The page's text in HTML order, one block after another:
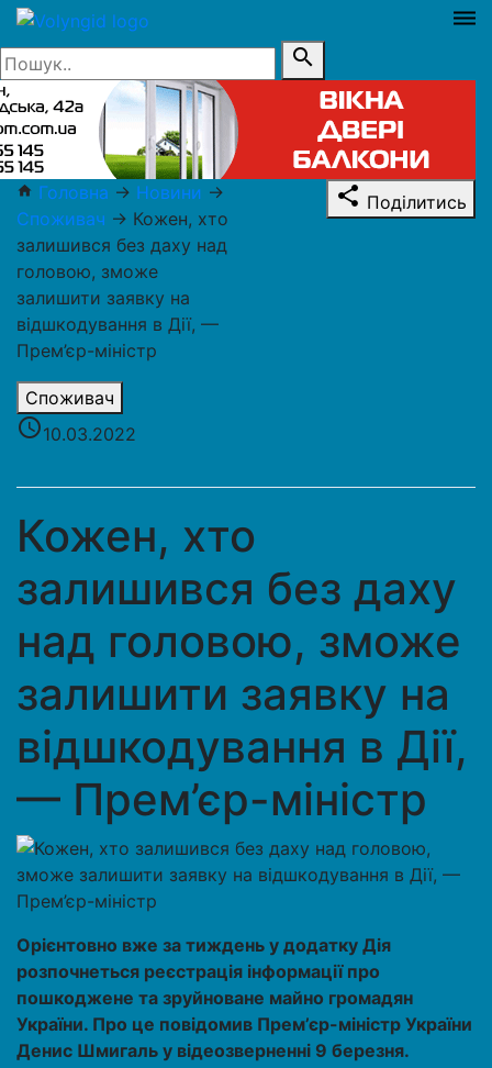
dehaze
search
home Головна → Новини →
Споживач → Кожен, хто
залишився без даху над
головою, зможе
залишити заявку на
відшкодування в Дії, —
Прем’єр-міністр
Споживач
access_time10.03.2022
share Поділитись
Кожен, хто
залишився без даху
над головою, зможе
залишити заявку на
відшкодування в Дії,
— Прем’єр-міністр
Орієнтовно вже за тиждень у додатку Дія
розпочнеться реєстрація інформації про
пошкоджене та зруйноване майно громадян
України. Про це повідомив Прем’єр-міністр України
Денис Шмигаль у відеозверненні 9 березня.